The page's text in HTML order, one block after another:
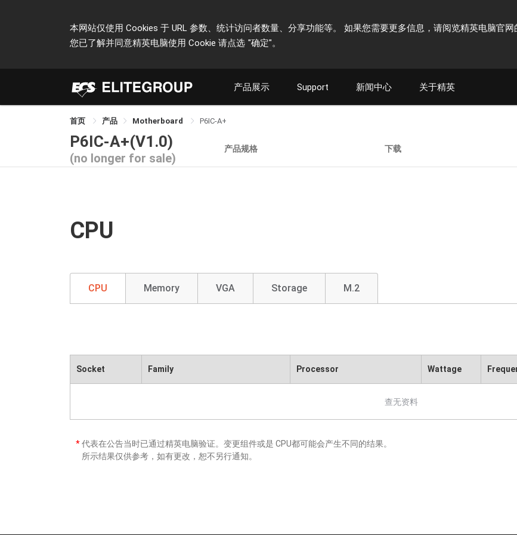
本网站仅使用 Cookies 于 URL 参数、统计访问者数量、分享功能等。 如果您需要更多信息，请阅览精英电脑官网
您已了解并同意精英电脑使用 Cookie 请点选 "确定"。
产品展示 Support 新闻中心 关于精英
首页 产品 Motherboard P6IC-A+
P6IC-A+(V1.0)
(no longer for sale)
产品规格 下载
CPU
CPU Memory VGA Storage M.2
Socket Family Processor Wattage
查无资料
*代表在公告当时已通过精英电脑验证。变更组件或是 CPU都可能会产生不同的结果。
所示结果仅供参考，如有更改，恕不另行通知。